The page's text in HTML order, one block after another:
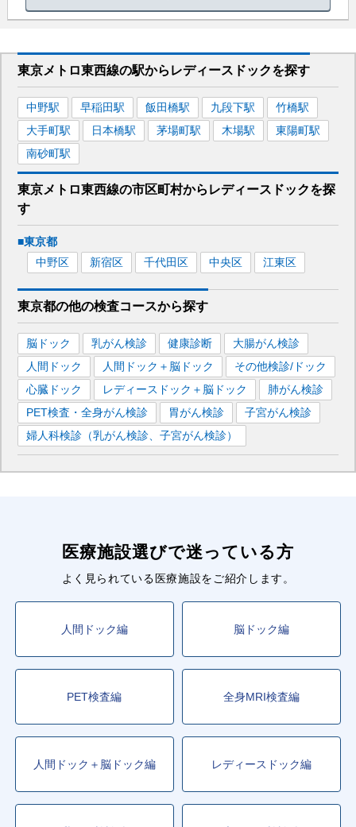
東京メトロ東西線の駅から レディースドックを探す
中野駅 早稲田駅 飯田橋駅 九段下駅 竹橋駅
大手町駅 日本橋駅 茅場町駅 木場駅 東陽町駅
南砂町駅
東京メトロ東西線の市区町村から レディースドックを探
す
■東京都
中野区
新宿区 千代田区 中央区 江東区
東京都の他の検査コースから探す
脳ドック 乳がん検診 健康診断
大腸がん検診
人間ドック
人間ドック＋脳ドック
その他検診/ドック
心臓ドック
レディースドック＋脳ドック
肺がん検診
PET検査・全身がん検診
胃がん検診
子宮がん検診
婦人科検診（乳がん検診、子宮がん検診）
医療施設選びで迷っている方
よく見られている医療施設をご紹介します。
人間ドック編 脳ドック編
PET検査編 全身MRI検査編
人間ドック＋脳ドック編 レディースドック編